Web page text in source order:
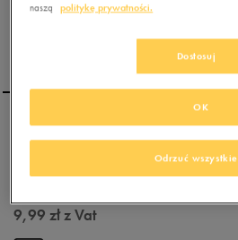
PUMA CZAPKA BIG CAT
9,99 złz Vat
naszą
politykę prywatności.
Dostosuj
Odrzuć wszystkie
OK